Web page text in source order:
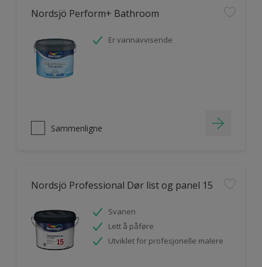
Nordsjö Perform+ Bathroom
Er vannavvisende
Sammenligne
Nordsjö Professional Dør list og panel 15
Svanen
Lett å påføre
Utviklet for profesjonelle malere